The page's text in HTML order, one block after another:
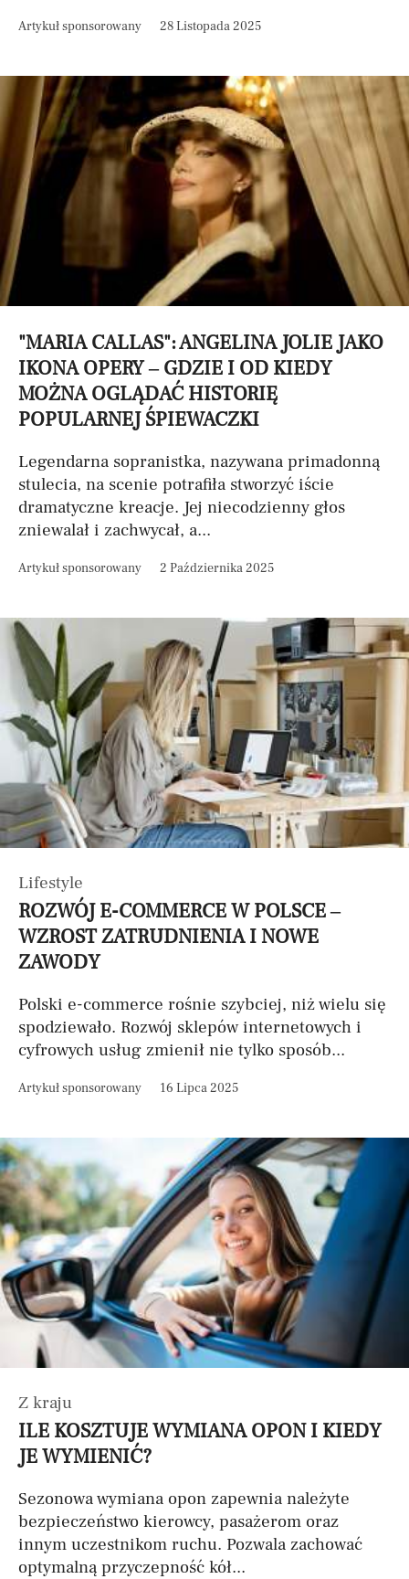
Artykuł sponsorowany 28 Listopada 2025
"MARIA CALLAS": ANGELINA JOLIE JAKO
IKONA OPERY – GDZIE I OD KIEDY
MOŻNA OGLĄDAĆ HISTORIĘ
POPULARNEJ ŚPIEWACZKI
Legendarna sopranistka, nazywana primadonną
stulecia, na scenie potrafiła stworzyć iście
dramatyczne kreacje. Jej niecodzienny głos
zniewalał i zachwycał, a...
Artykuł sponsorowany 2 Października 2025
Lifestyle
ROZWÓJ E-COMMERCE W POLSCE –
WZROST ZATRUDNIENIA I NOWE
ZAWODY
Polski e-commerce rośnie szybciej, niż wielu się
spodziewało. Rozwój sklepów internetowych i
cyfrowych usług zmienił nie tylko sposób...
Artykuł sponsorowany 16 Lipca 2025
Z kraju
ILE KOSZTUJE WYMIANA OPON I KIEDY
JE WYMIENIĆ?
Sezonowa wymiana opon zapewnia należyte
bezpieczeństwo kierowcy, pasażerom oraz
innym uczestnikom ruchu. Pozwala zachować
optymalną przyczepność kół...